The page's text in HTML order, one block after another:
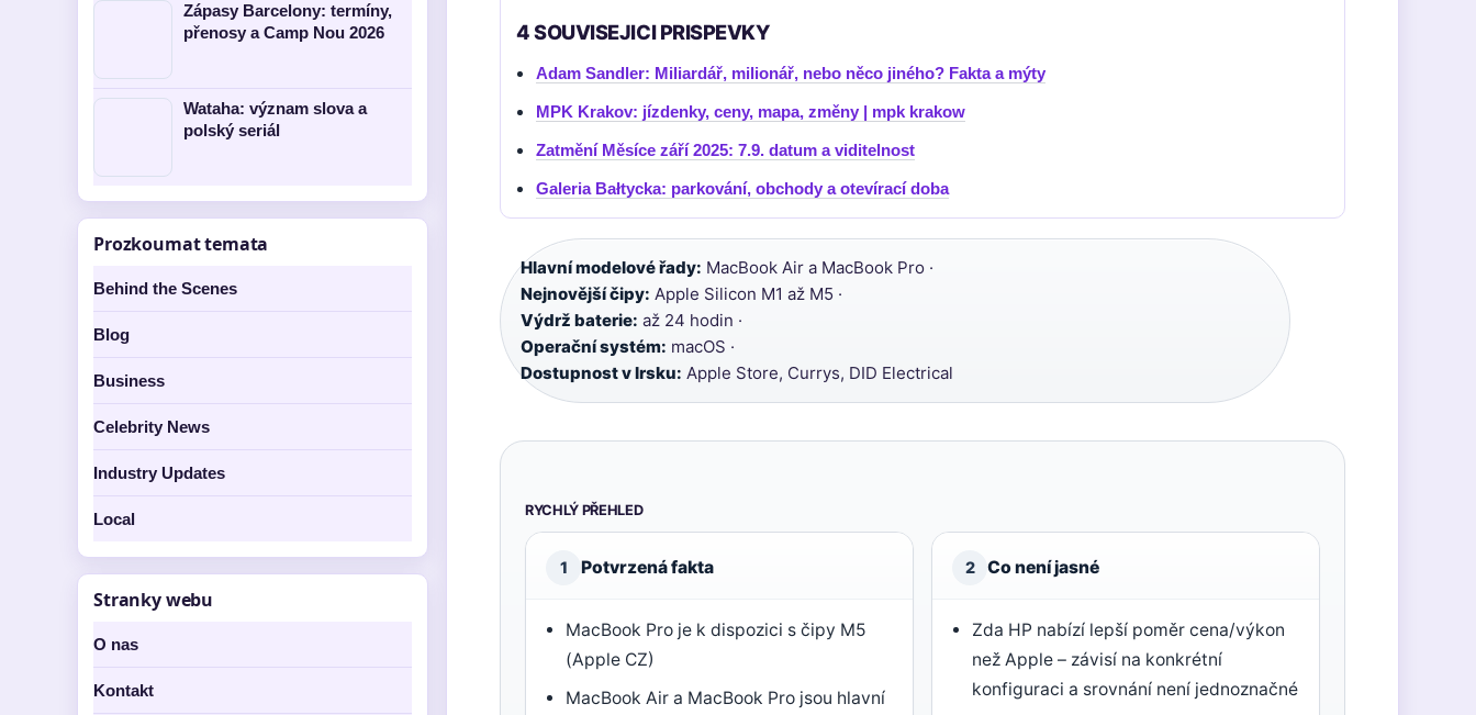
4 SOUVISEJICI PRISPEVKY
Adam Sandler: Miliardář, milionář, nebo něco jiného? Fakta a mýty
MPK Krakov: jízdenky, ceny, mapa, změny | mpk krakow
Zatmění Měsíce září 2025: 7.9. datum a viditelnost
Galeria Bałtycka: parkování, obchody a otevírací doba
Hlavní modelové řady: MacBook Air a MacBook Pro ·
Nejnovější čipy: Apple Silicon M1 až M5 ·
Výdrž baterie: až 24 hodin ·
Operační systém: macOS ·
Dostupnost v Irsku: Apple Store, Currys, DID Electrical
RYCHLÝ PŘEHLED
1 Potvrzená fakta
MacBook Pro je k dispozici s čipy M5
(Apple CZ)
MacBook Air a MacBook Pro jsou hlavní
2 Co není jasné
Zda HP nabízí lepší poměr cena/výkon
než Apple – závisí na konkrétní
konfiguraci a srovnání není jednoznačné
Zápasy Barcelony: termíny,
přenosy a Camp Nou 2026
Wataha: význam slova a
polský seriál
Prozkoumat temata
Behind the Scenes
Blog
Business
Celebrity News
Industry Updates
Local
Stranky webu
O nas
Kontakt